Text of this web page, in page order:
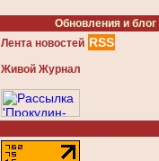
Обновления и блог
Лента новостей RSS
Живой Журнал